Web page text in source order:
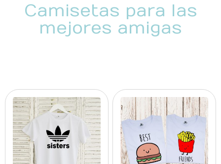
Camisetas para las
mejores amigas